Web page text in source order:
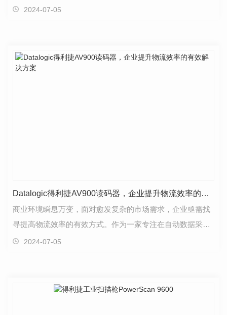
高生产效率成为家居行业破局的关键突破口。而企业要…
2024-07-05
Datalogic得利捷AV900读码器，企业提升物流效率的有效解决方案
商业环境瞬息万变，面对愈发复杂的市场需求，企业亟需找
寻提高物流效率的有效方式。作为一家专注在自动数据采集
及工业自动化领域的..供应商，Datalogic得利捷将帮…
2024-07-05